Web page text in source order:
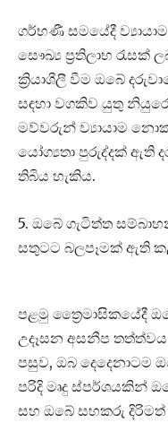
ගර්භණී සමයේදී
සෞඛ්‍ය ප්‍රතිලාභ රැසක්
ක්‍රියාශීලී වීම ඔබේ
සඳහා වගකිව යුතු
මව්වරුන් ව්‍යායාම
යෝග්‍යතා පුරුද්දක් ඇති
තිබිය හැකිය.
5. ඔබේ ගැටිත්ත
සතුටට බලපෑමක් ඇති
පළමු ත්‍රෛමාසිකයේදී
උදෑසන අසනීප
පසුව, ඔබ දෙදෙනාටම
පරිදි මෘදු ස්පර්ශයකින්
සහ ඔබේ සහකරු දිරිමත්